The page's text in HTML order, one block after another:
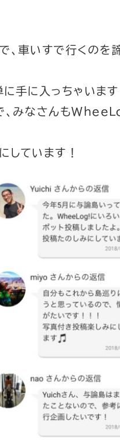
、車いすで行くのを
手に入っちゃいます
みなさんも
しています！